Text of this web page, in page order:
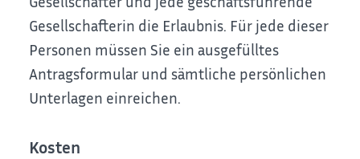
Gesellschafterin die Erlaubnis. Für jede dieser
Personen müssen Sie ein ausgefülltes
Antragsformular und sämtliche persönlichen
Unterlagen einreichen.
Kosten